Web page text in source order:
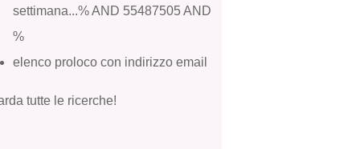
settimana...% AND 55487505 AND
%
elenco proloco con indirizzo email
tutte le ricerche!